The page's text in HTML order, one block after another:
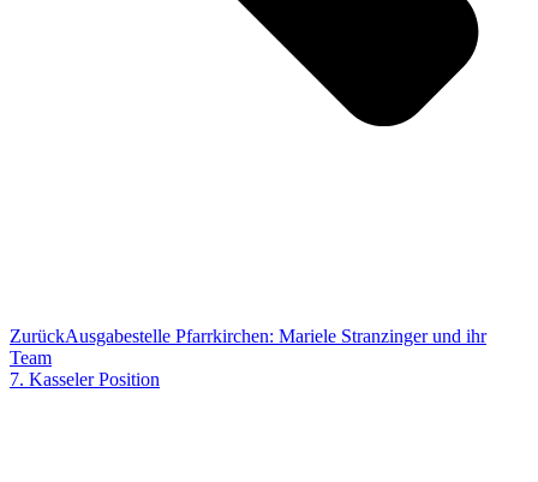
ZurückAusgabestelle Pfarrkirchen: Mariele Stranzinger und ihr
Team
7. Kasseler Position